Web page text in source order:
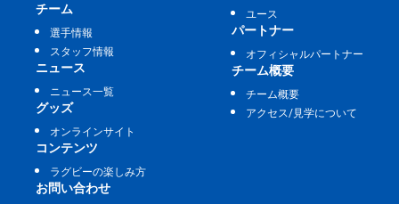
チーム
選手情報
スタッフ情報
ニュース
ニュース一覧
グッズ
オンラインサイト
ユース
パートナー
オフィシャルパートナー
チーム概要
チーム概要
アクセス/見学について
コンテンツ
ラグビーの楽しみ方
お問い合わせ